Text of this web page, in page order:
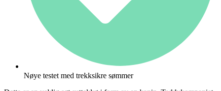
Nøye testet med trekksikre sømmer